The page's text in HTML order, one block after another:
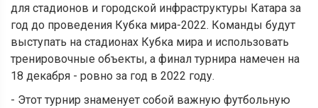
для стадионов и городской инфраструктуры Катара за
год до проведения Кубка мира-2022. Команды будут
выступать на стадионах Кубка мира и использовать
тренировочные объекты, а финал турнира намечен на
18 декабря - ровно за год в 2022 году.
- Этот турнир знаменует собой важную футбольную